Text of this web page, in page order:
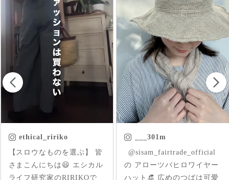
___301m
ㅤㅤㅤ @sisam_fairtrade_official
の アローツバヒロワイヤー
ハット👒 広めのつばは可愛
chica.chikako
首元にはいった草花刺繍が
さりげなくアクセントにな
ったインド産のオーガニッ